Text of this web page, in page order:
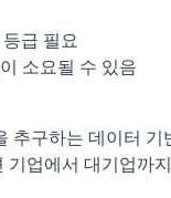
급 필요
소요될 수 있음
추구하는 데이터 기
기업에서 대기업까지